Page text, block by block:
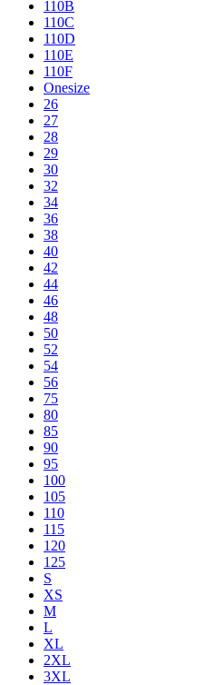
110B
110C
110D
110E
110F
Onesize
26
27
28
29
30
32
34
36
38
40
42
44
46
48
50
52
54
56
75
80
85
90
95
100
105
110
115
120
125
S
XS
M
L
XL
2XL
3XL